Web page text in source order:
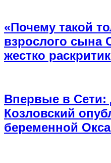
«Почему такой
взрослого сына
жестко
Впервые в Сети:
Козловский
беременной